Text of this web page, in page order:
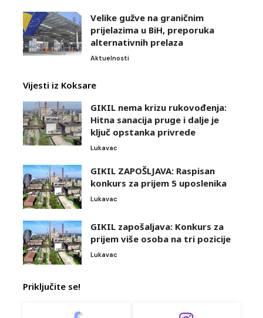
Velike gužve na graničnim
prijelazima u BiH, preporuka
alternativnih prelaza
Aktuelnosti
Vijesti iz Koksare
GIKIL nema krizu rukovođenja:
Hitna sanacija pruge i dalje je
ključ opstanka privrede
Lukavac
GIKIL ZAPOŠLJAVA: Raspisan
konkurs za prijem 5 uposlenika
Lukavac
GIKIL zapošaljava: Konkurs za
prijem više osoba na tri pozicije
Lukavac
Priključite se!